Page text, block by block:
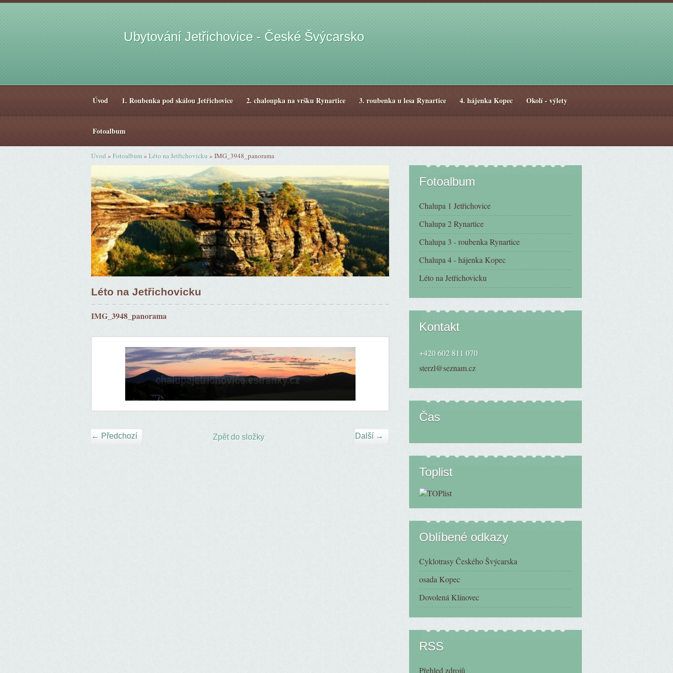
Ubytování Jetřichovice - České Švýcarsko
Úvod 1. Roubenka pod skálou Jetřichovice 2. chaloupka na vršku Rynartice 3. roubenka u lesa Rynartice 4. hájenka Kopec Okolí - výlety
Fotoalbum
Úvod » Fotoalbum» Léto na Jetřichovicku » IMG_3948_panorama
Léto na Jetřichovicku
IMG_3948_panorama
← Předchozí Další →
Zpět do složky
Fotoalbum
Chalupa 1 Jetřichovice
Chalupa 2 Rynartice
Chalupa 3 - roubenka Rynartice
Chalupa 4 - hájenka Kopec
Léto na Jetřichovicku
Kontakt
+420 602 811 070
sterzl@seznam.cz
Čas
Toplist
Oblíbené odkazy
Cyklotrasy Českého Švýcarska
osada Kopec
Dovolená Klínovec
RSS
Přehled zdrojů